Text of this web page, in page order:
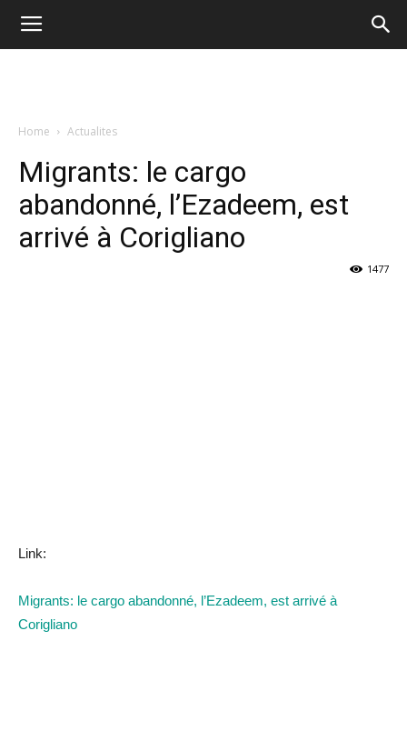
Home Actualites
Migrants: le cargo
abandonné, l’Ezadeem, est
arrivé à Corigliano
1477
Link:
Migrants: le cargo abandonné, l’Ezadeem, est arrivé à
Corigliano